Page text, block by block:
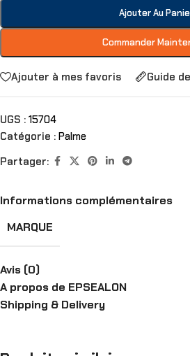
Ajouter Au
Commander
Ajouter à mes favoris Guide
UGS : 15704
Catégorie : Palme
Partager:
Informations complémentaires
MARQUE
Avis (0)
A propos de EPSEALON
Shipping & Delivery